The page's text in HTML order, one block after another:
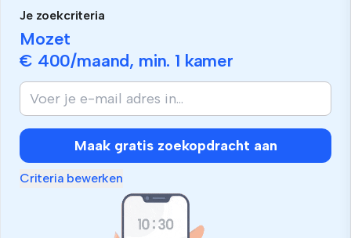
Je zoekcriteria
Mozet
€ 400/maand, min. 1 kamer
Maak gratis zoekopdracht aan
Criteria bewerken